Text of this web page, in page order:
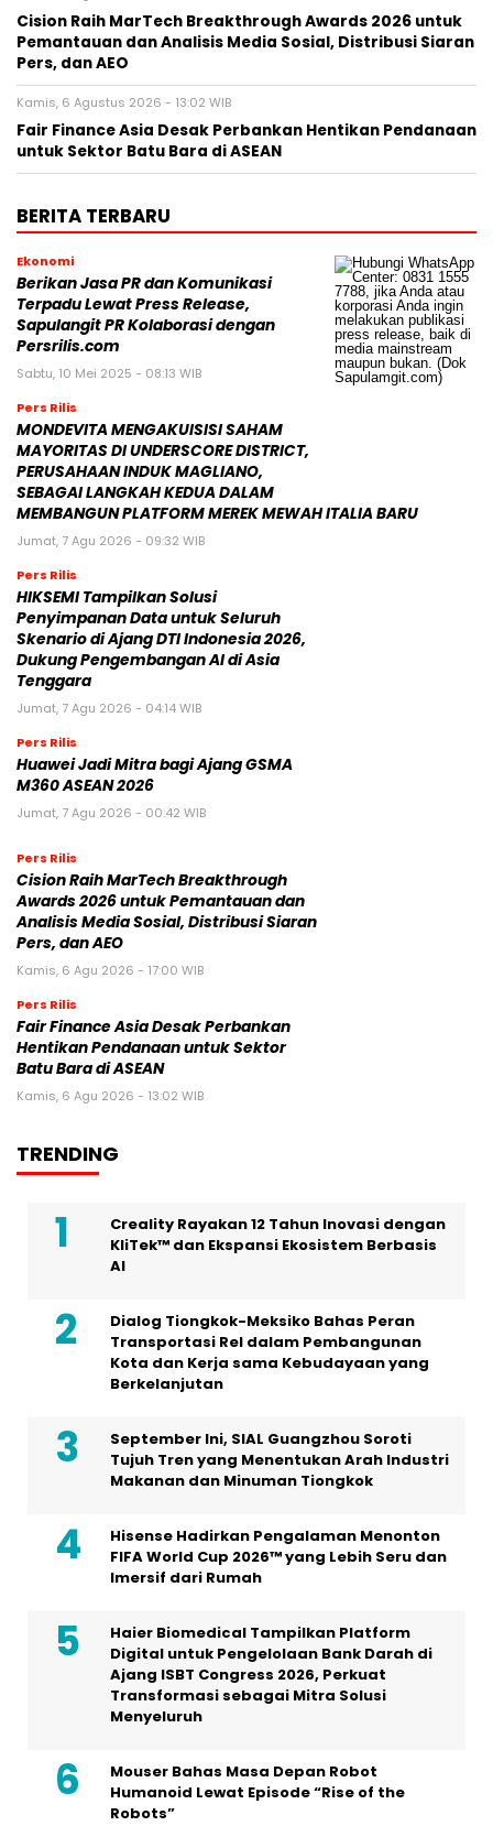
Cision Raih MarTech Breakthrough Awards 2026 untuk
Pemantauan dan Analisis Media Sosial, Distribusi Siaran
Pers, dan AEO
Kamis, 6 Agustus 2026 - 13:02 WIB
Fair Finance Asia Desak Perbankan Hentikan Pendanaan
untuk Sektor Batu Bara di ASEAN
BERITA TERBARU
Ekonomi
Berikan Jasa PR dan Komunikasi
Terpadu Lewat Press Release,
Sapulangit PR Kolaborasi dengan
Persrilis.com
Sabtu, 10 Mei 2025 - 08:13 WIB
Pers Rilis
MONDEVITA MENGAKUISISI SAHAM
MAYORITAS DI UNDERSCORE DISTRICT,
PERUSAHAAN INDUK MAGLIANO,
SEBAGAI LANGKAH KEDUA DALAM
MEMBANGUN PLATFORM MEREK MEWAH ITALIA BARU
Jumat, 7 Agu 2026 - 09:32 WIB
Pers Rilis
HIKSEMI Tampilkan Solusi
Penyimpanan Data untuk Seluruh
Skenario di Ajang DTI Indonesia 2026,
Dukung Pengembangan AI di Asia
Tenggara
Jumat, 7 Agu 2026 - 04:14 WIB
Pers Rilis
Huawei Jadi Mitra bagi Ajang GSMA
M360 ASEAN 2026
Jumat, 7 Agu 2026 - 00:42 WIB
Pers Rilis
Cision Raih MarTech Breakthrough
Awards 2026 untuk Pemantauan dan
Analisis Media Sosial, Distribusi Siaran
Pers, dan AEO
Kamis, 6 Agu 2026 - 17:00 WIB
Pers Rilis
Fair Finance Asia Desak Perbankan
Hentikan Pendanaan untuk Sektor
Batu Bara di ASEAN
Kamis, 6 Agu 2026 - 13:02 WIB
TRENDING
Creality Rayakan 12 Tahun Inovasi dengan
KliTek™ dan Ekspansi Ekosistem Berbasis
AI
Dialog Tiongkok-Meksiko Bahas Peran
Transportasi Rel dalam Pembangunan
Kota dan Kerja sama Kebudayaan yang
Berkelanjutan
September Ini, SIAL Guangzhou Soroti
Tujuh Tren yang Menentukan Arah Industri
Makanan dan Minuman Tiongkok
Hisense Hadirkan Pengalaman Menonton
FIFA World Cup 2026™ yang Lebih Seru dan
Imersif dari Rumah
Haier Biomedical Tampilkan Platform
Digital untuk Pengelolaan Bank Darah di
Ajang ISBT Congress 2026, Perkuat
Transformasi sebagai Mitra Solusi
Menyeluruh
Mouser Bahas Masa Depan Robot
Humanoid Lewat Episode “Rise of the
Robots”